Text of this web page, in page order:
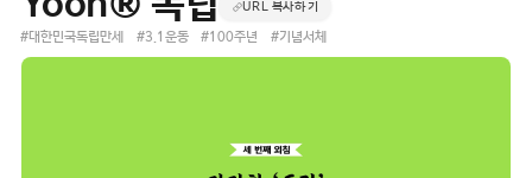
URL 복사하기
#대한민국독립만세 #3.1운동 #100주년 #기념서체